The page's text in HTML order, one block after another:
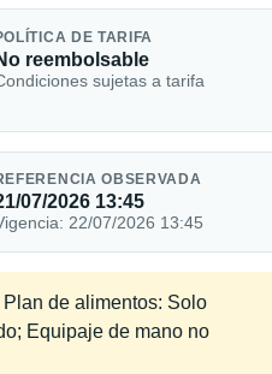
DE TARIFA
reembolsable
sujetas a tarifa
OBSERVADA
07/2026 13:45
22/07/2026 13:45
de alimentos: Solo
Equipaje de mano no